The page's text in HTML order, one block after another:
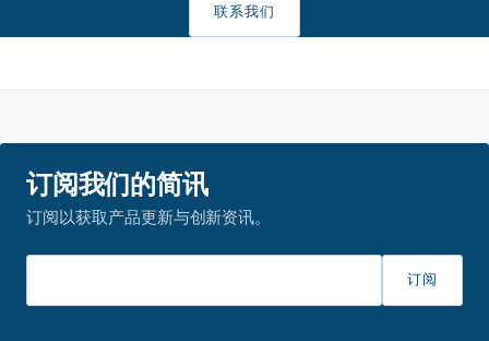
联系我们
订阅我们的简讯
订阅以获取产品更新与创新资讯。
请输入邮箱
订阅